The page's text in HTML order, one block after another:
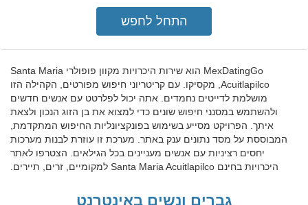
MexDatingGo הוא שירות היכרויות מקוון פופולרי Santa Maria
Acuitlapilco, מקסיקו. עם קריטריוני חיפוש מפורטים, הקהילה הזו
מושלמת לדייטים נחמדים. אתה יכול לפלרטט עם אנשים חדשים
ולהשתמש במסנני חיפוש שונים כדי למצוא את בן הזוג הנכון ולצאת
איתך. הפרויקט מסייע בשימוש בפונקציונליות החיפוש המתקדמת,
המבוססת על מסד נתונים ענק באתר. מערכת זו עוזרת לבנות מערכות
יחסים רציניות עם אנשים מעניינים בכל הגילאים. הצטרפו לאתר
היכרויות בחינם Santa Maria Acuitlapilco למקומיים, זרים, תיירים.
גברים ונשים באינטרנט